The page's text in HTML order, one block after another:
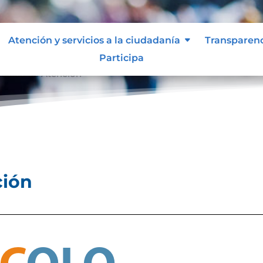
Atención y servicios a la ciudadanía
Participa